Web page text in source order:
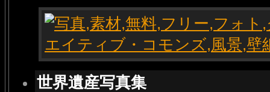
世界遺産写真集